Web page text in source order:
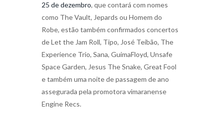
25 de dezembro, que contará com nomes
como The Vault, Jepards ou Homem do
Robe, estão também confirmados concertos
de Let the Jam Roll, Tipo, José Teibão, The
Experience Trio, Sana, GuimaFloyd, Unsafe
Space Garden, Jesus The Snake, Great Fool
e também uma noite de passagem de ano
assegurada pela promotora vimaranense
Engine Recs.